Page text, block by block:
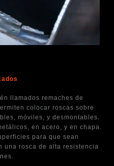
llamados remaches de
colocar roscas sobre
móviles, y desmontables.
en acero, y en chapa.
para que sean
una rosca de alta resistencia